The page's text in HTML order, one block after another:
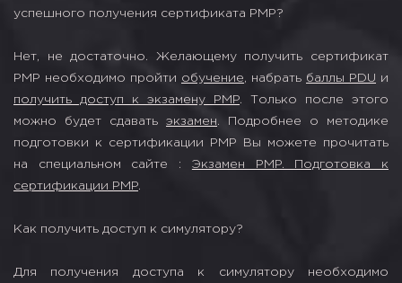
успешного получения сертификата PMP?
Нет, не достаточно. Желающему получить сертификат
PMP необходимо пройти обучение , набрать баллы PDU и
получить доступ к экзамену PMP. Только после этого
можно будет сдавать экзамен . Подробнее о методике
подготовки к сертификации PMP Вы можете прочитать
на специальном сайте : Экзамен PMP. Подготовка к
сертификации PMP
Как получить доступ к симулятору?
Для получения доступа к симулятору необходимо